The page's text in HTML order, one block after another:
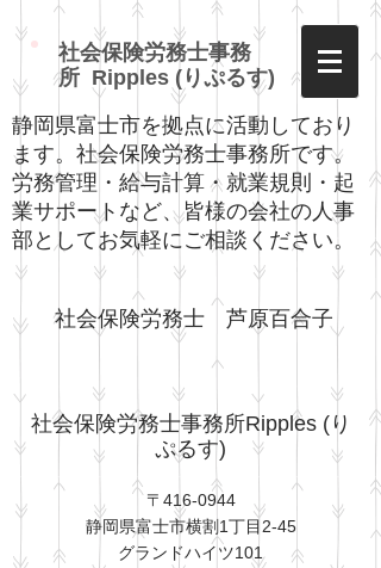
社会保険労務士事務
所 Ripples (りぷるす)
静岡県富士市を拠点に活動しており
ます。社会保険労務士事務所です。
労務管理・給与計算・就業規則・起
業サポートなど、皆様の会社の人事
部としてお気軽にご相談ください。
社会保険労務士 芦原百合子​
社会保険労務士事務所Ripples (り
ぷるす)
〒416-0944
静岡県富士市横割1丁目2-45
​グランドハイツ101